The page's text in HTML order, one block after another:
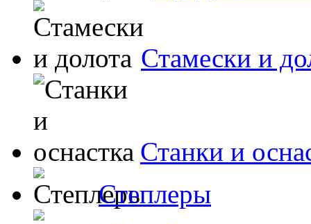
Стамески и
Станки и
Степлеры